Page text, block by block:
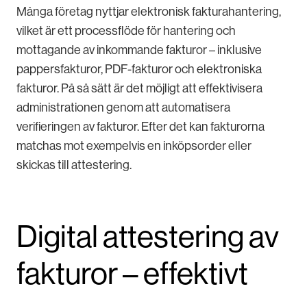
Många företag nyttjar elektronisk fakturahantering,
vilket är ett processflöde för hantering och
mottagande av inkommande fakturor – inklusive
pappersfakturor, PDF-fakturor och elektroniska
fakturor. På så sätt är det möjligt att effektivisera
administrationen genom att automatisera
verifieringen av fakturor. Efter det kan fakturorna
matchas mot exempelvis en inköpsorder eller
skickas till attestering.
Digital attestering av
fakturor – effektivt